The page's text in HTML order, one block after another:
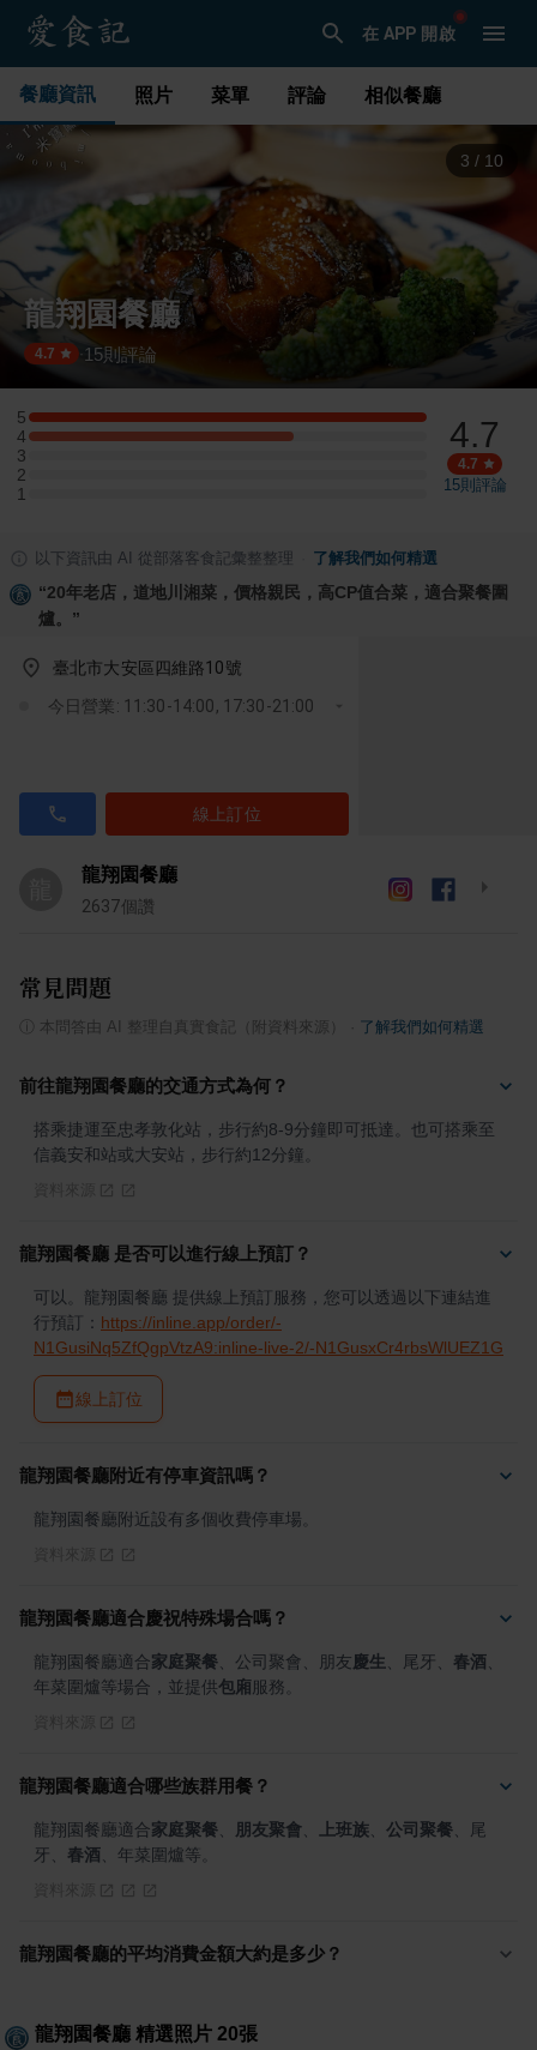
在 APP 開啟
餐廳資訊 照片 菜單 評論 相似餐廳
3 / 10
龍翔園餐廳
4.7 · 15則評論
5
5 星：3 則評論
4
4 星：2 則評論
3
3 星：0 則評論
2
2 星：0 則評論
1
1 星：0 則評論
4.7
4.7
15則評論
以下資訊由 AI 從部落客食記彙整整理 了解我們如何精選
“20年老店，道地川湘菜，價格親民，高CP值合菜，適合聚餐圍
爐。 ”
臺北市大安區四維路10號
今日營業: 11:30-14:00, 17:30-21:00
線上訂位
龍翔園餐廳
2637個讚
常見問題
本問答由 AI 整理自真實食記（附資料來源） 了解我們如何精選
前往龍翔園餐廳的交通方式為何？
搭乘捷運至忠孝敦化站，步行約8-9分鐘即可抵達。也可搭乘至
信義安和站或大安站，步行約12分鐘。
龍翔園餐廳 是否可以進行線上預訂？
可以。龍翔園餐廳 提供線上預訂服務，您可以透過以下連結進
行預訂： https://inline.app/order/-
N1GusiNq5ZfQgpVtzA9:inline-live-2/-N1GusxCr4rbsWlUEZ1G
線上訂位
龍翔園餐廳附近有停車資訊嗎？
龍翔園餐廳附近設有多個收費停車場。
龍翔園餐廳適合慶祝特殊場合嗎？
龍翔園餐廳適合家庭聚餐 、公司聚會、朋友 慶生 、尾牙、 春酒
年菜圍爐等場合，並提供包廂服務。
龍翔園餐廳適合哪些族群用餐？
龍翔園餐廳適合家庭聚餐 朋友聚會 上班族 公司聚餐 、尾
牙、 春酒 、年菜圍爐等。
龍翔園餐廳的平均消費金額大約是多少？
龍翔園餐廳 精選照片 20張